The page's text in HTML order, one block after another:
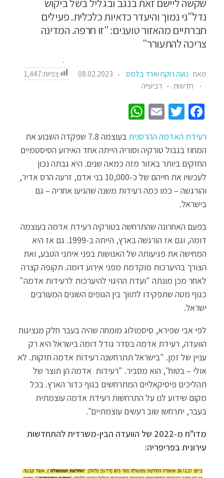
שקשה ליישם זאת בנגב ובגליל בשל ביקוש
נדל"ני נמוך והיעדר כדאיות כלכלית. פעילים
חברתיים מהאזור טוענים: "זו חרפה. המדינה
צריכה להתעורר"
מאת נועה רוקחוארד בלמס 08.02.2023 צפיות:1,447
חדשות
רביעייה
Fa
b
o
o
k
T
tt
er
E
ail
at
sA
p
p
רעידת האדמה ההרסנית
בעוצמה 7.8 שפקדה השבוע את
המחוז בגבול טורקיה וסוריה הייתה אחד האירוע הסיסטמיים
החזקים ביותר באזור מזה כמאה שנים. היא גבתה נכון
לעכשיו את חייהם של כ-10,000 בני אדם, זרעה הרס אדיר,
והורגשה – כמו כמה רעידות משנה שהגיעו אחריה – גם
בישראל.
בפעם האחרונה שהתרחשה בטורקיה רעידת אדמה בעוצמה
דומה, וגם אז הורגשה בארץ, הייתה ב-1999. גם אז היא
המחישה את פגיעותה של האנושות בפני איתני הטבע, ואת
הצורך בהיערכות מוקדמת מפני אירוע דומה. תקופה קצרה
לאחר מכן מונתה "ועדת ההיגוי להיערכות לרעידות אדמה"
כגוף מטה שתפקידו לתווך בין הגופים השונים המעורבים
ישראל.
לפי אבי שפירא, סיסמולוג מומחה שהיה בעבר חלק מנציגות
הוועדה, רעידת אדמה בסדר גודל דומה בישראל היא רק
עניין של זמן. "בישראל תתרחשנה רעידות אדמה חזקות. לא
אולי – בטוח", הוא מסביר. "רעידות אדמה הן תוצר של
תהליכים פיסיקאליים המתרחשים בגוף כדור הארץ. בכל
מקום שידוע לנו על התרחשות רעידת אדמה עוצמתית
בעבר, יתרחשו שוב רעשים עוצמתיים".
מדו"ח מ-2022 של הוועדה הבין-משרדית להתחדשות
עירונית בפריפריה: